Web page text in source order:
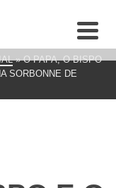
» O PAPA, O BISPO
SORBONNE DE